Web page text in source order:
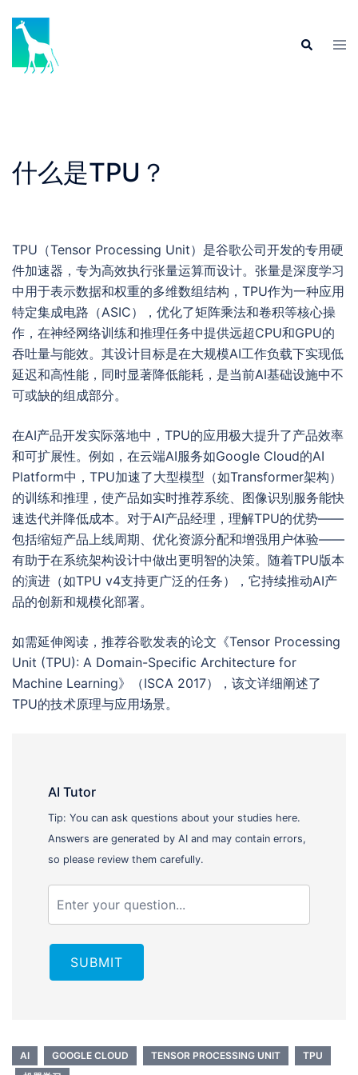
content
Search
什么是TPU？
TPU（Tensor Processing Unit）是谷歌公司开发的专用硬
件加速器，专为高效执行张量运算而设计。张量是深度学习
中用于表示数据和权重的多维数组结构，TPU作为一种应用
特定集成电路（ASIC），优化了矩阵乘法和卷积等核心操
作，在神经网络训练和推理任务中提供远超CPU和GPU的
吞吐量与能效。其设计目标是在大规模AI工作负载下实现低
延迟和高性能，同时显著降低能耗，是当前AI基础设施中不
可或缺的组成部分。
在AI产品开发实际落地中，TPU的应用极大提升了产品效率
和可扩展性。例如，在云端AI服务如Google Cloud的AI
Platform中，TPU加速了大型模型（如Transformer架构）
的训练和推理，使产品如实时推荐系统、图像识别服务能快
速迭代并降低成本。对于AI产品经理，理解TPU的优势——
包括缩短产品上线周期、优化资源分配和增强用户体验——
有助于在系统架构设计中做出更明智的决策。随着TPU版本
的演进（如TPU v4支持更广泛的任务），它持续推动AI产
品的创新和规模化部署。
如需延伸阅读，推荐谷歌发表的论文《Tensor Processing
Unit (TPU): A Domain-Specific Architecture for
Machine Learning》（ISCA 2017），该文详细阐述了
TPU的技术原理与应用场景。
AI Tutor
Tip: You can ask questions about your studies here.
Answers are generated by AI and may contain errors,
so please review them carefully.
SUBMIT
AI GOOGLE CLOUD TENSOR PROCESSING UNIT
TPU